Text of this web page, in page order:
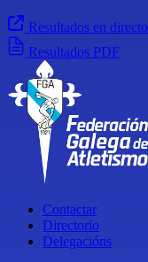
Resultados en directo
Resultados PDF
Contactar
Directorio
Delegacións